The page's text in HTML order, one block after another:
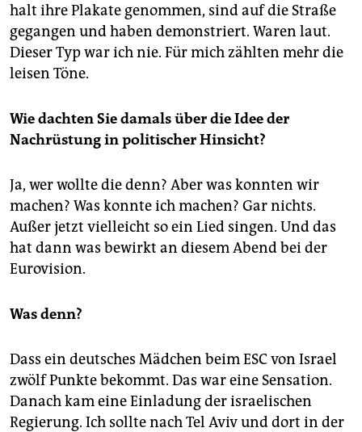
halt ihre Plakate genommen, sind auf die Straße
gegangen und haben demonstriert. Waren laut.
Dieser Typ war ich nie. Für mich zählten mehr die
leisen Töne.
Wie dachten Sie damals über die Idee der
Nachrüstung in politischer Hinsicht?
Ja, wer wollte die denn? Aber was konnten wir
machen? Was konnte ich machen? Gar nichts.
Außer jetzt vielleicht so ein Lied singen. Und das
hat dann was bewirkt an diesem Abend bei der
Eurovision.
Was denn?
Dass ein deutsches Mädchen beim ESC von Israel
zwölf Punkte bekommt. Das war eine Sensation.
Danach kam eine Einladung der israelischen
Regierung. Ich sollte nach Tel Aviv und dort in der